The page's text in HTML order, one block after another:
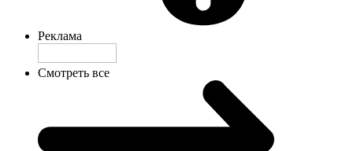
Реклама
Смотреть все